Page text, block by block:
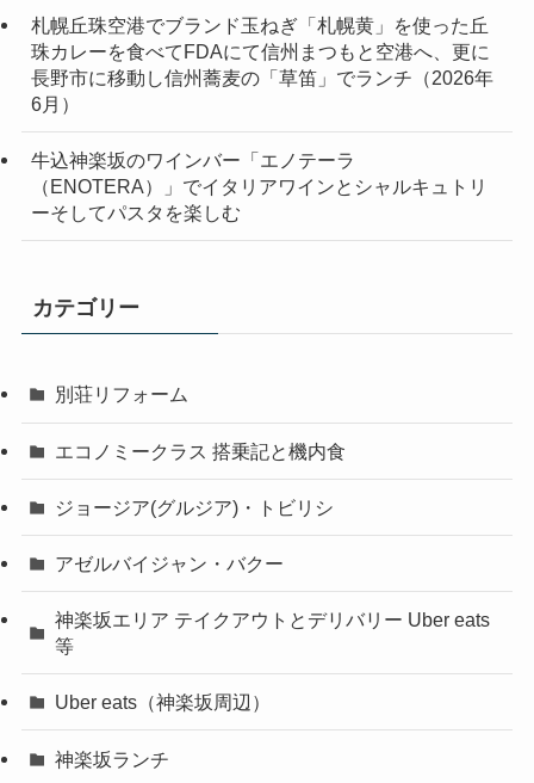
札幌丘珠空港でブランド玉ねぎ「札幌黄」を使った丘
珠カレーを食べてFDAにて信州まつもと空港へ、更に
長野市に移動し信州蕎麦の「草笛」でランチ（2026年
6月）
牛込神楽坂のワインバー「エノテーラ
（ENOTERA）」でイタリアワインとシャルキュトリ
ーそしてパスタを楽しむ
カテゴリー
別荘リフォーム
エコノミークラス 搭乗記と機内食
ジョージア(グルジア)・トビリシ
アゼルバイジャン・バクー
神楽坂エリア テイクアウトとデリバリー Uber eats
等
Uber eats（神楽坂周辺）
神楽坂ランチ